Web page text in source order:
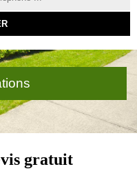
gratuit